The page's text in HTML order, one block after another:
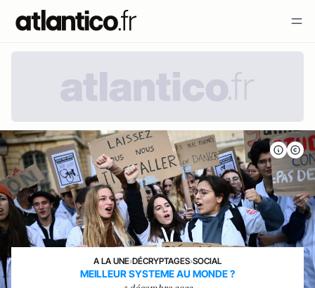
A LA UNE›DÉCRYPTAGES›SOCIAL
MEILLEUR SYSTEME AU MONDE ?